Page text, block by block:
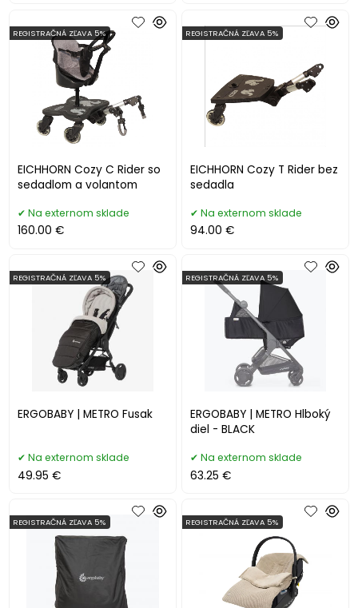
EICHHORN Cozy C Rider so
sedadlom a volantom
REGISTRAČNÁ ZĽAVA 5%
Na externom sklade
160.00 €
EICHHORN Cozy T Rider bez
sedadla
REGISTRAČNÁ ZĽAVA 5%
Na externom sklade
94.00 €
ERGOBABY | METRO Fusak
REGISTRAČNÁ ZĽAVA 5%
Na externom sklade
49.95 €
ERGOBABY | METRO Hlboký
diel - BLACK
REGISTRAČNÁ ZĽAVA 5%
Na externom sklade
63.25 €
REGISTRAČNÁ ZĽAVA 5% REGISTRAČNÁ ZĽAVA 5%